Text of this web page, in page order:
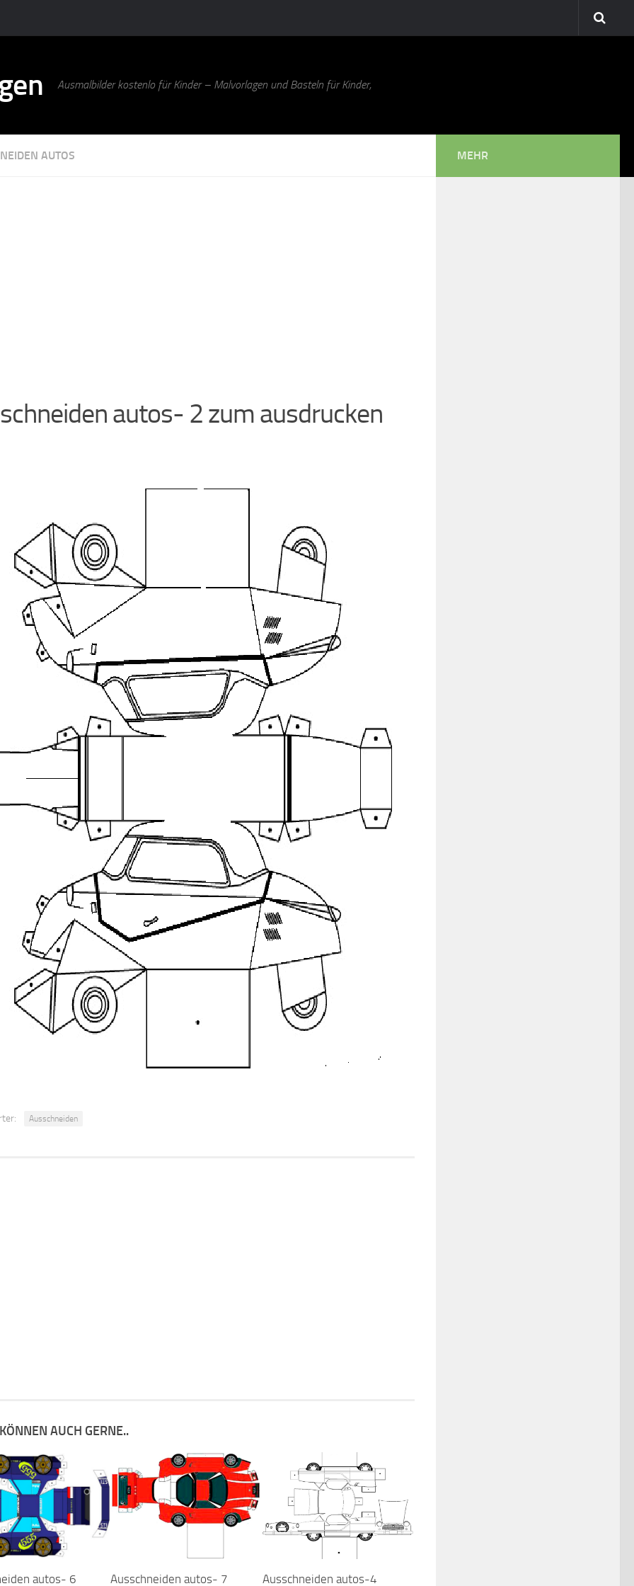
Ausmalbilder kostenlo für Kinder – Malvorlagen und Basteln für Kinder,
AUTOS
autos- 2 zum ausdrucken
Ausschneiden
AUCH GERNE..
autos- 6 Ausschneiden autos- 7 Ausschneiden autos-4
MEHR